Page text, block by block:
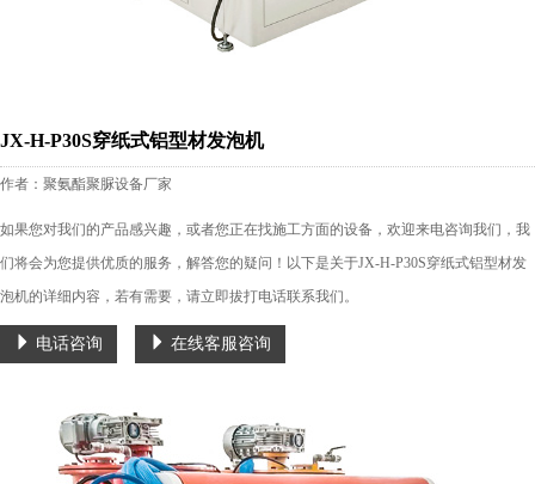
JX-H-P30S穿纸式铝型材发泡机
作者：聚氨酯聚脲设备厂家
如果您对我们的产品感兴趣，或者您正在找施工方面的设备，欢迎来电咨询我们，我
们将会为您提供优质的服务，解答您的疑问！以下是关于JX-H-P30S穿纸式铝型材发
泡机的详细内容，若有需要，请立即拔打电话联系我们。
电话咨询 在线客服咨询